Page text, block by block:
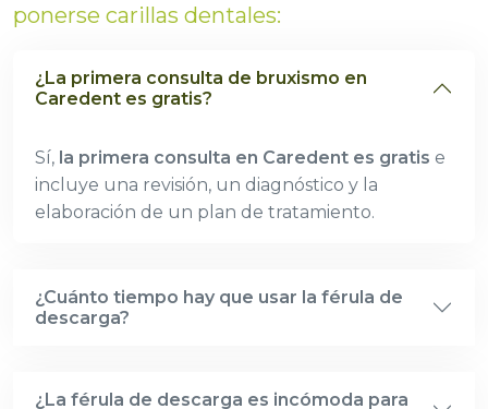
ponerse carillas dentales:
¿La primera consulta de bruxismo en
Caredent es gratis?
Sí, la primera consulta en Caredent es gratis e
incluye una revisión, un diagnóstico y la
elaboración de un plan de tratamiento.
¿Cuánto tiempo hay que usar la férula de
descarga?
¿La férula de descarga es incómoda para